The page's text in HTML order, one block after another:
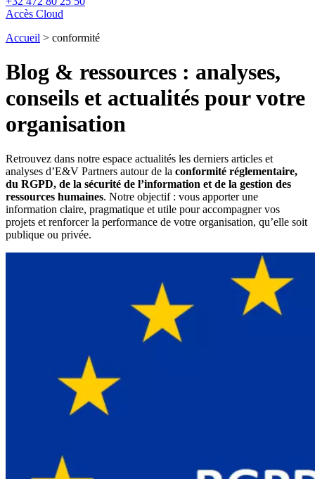
Accès Cloud
Accueil > conformité
Blog & ressources : analyses,
conseils et actualités pour votre
organisation
Retrouvez dans notre espace actualités les derniers articles et
analyses d’E&V Partners autour de la conformité réglementaire,
du RGPD, de la sécurité de l’information et de la gestion des
ressources humaines. Notre objectif : vous apporter une
information claire, pragmatique et utile pour accompagner vos
projets et renforcer la performance de votre organisation, qu’elle soit
publique ou privée.